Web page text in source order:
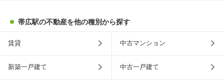
帯広駅の不動産を他の種別から探す
賃貸 中古マンション
新築一戸建て 中古一戸建て